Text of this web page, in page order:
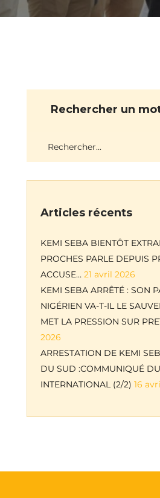
Rechercher un
Articles récents
KEMI SEBA BIENTÔT
PROCHES PARLE DEPUIS
ACCUSE… 21 avril 2026
KEMI SEBA ARRÊTÉ : SON
NIGÉRIEN VA-T-IL LE
MET LA PRESSION SUR
2026
ARRESTATION DE KEMI
DU SUD :COMMUNIQUÉ
INTERNATIONAL (2/2) 16